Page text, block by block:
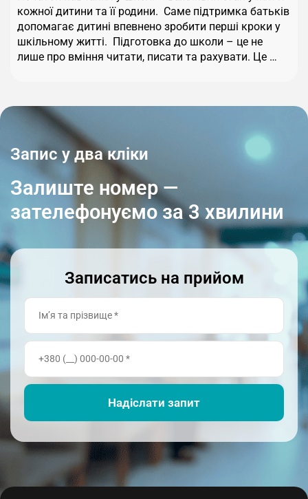
кожної дитини та її родини. Саме підтримка батьків
допомагає дитині впевнено зробити перші кроки у
шкільному житті. Підготовка до школи – це не
лише про вміння читати, писати та рахувати. Це …
Запис у два кліки
Залиште номер —
зателефонуємо за 3 хвилини
Записатись на прийом